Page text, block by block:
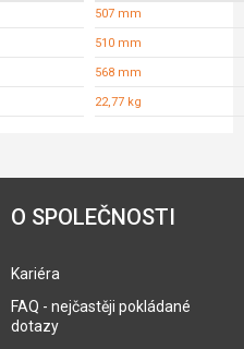
507 mm
510 mm
568 mm
22,77 kg
O SPOLEČNOSTI
Kariéra
FAQ - nejčastěji pokládané
dotazy